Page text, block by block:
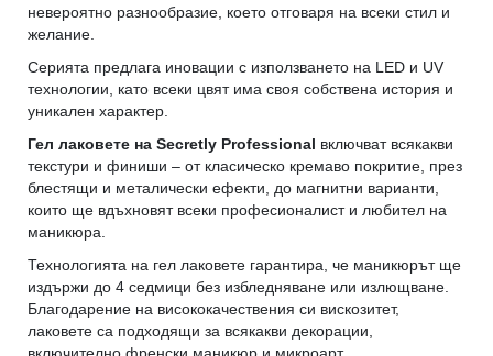
невероятно разнообразие, което отговаря на всеки стил и
желание.
Серията предлага иновации с използването на LED и UV
технологии, като всеки цвят има своя собствена история и
уникален характер.
Гел лаковете на Secretly Professional включват всякакви
текстури и финиши – от класическо кремаво покритие, през
блестящи и металически ефекти, до магнитни варианти,
които ще вдъхновят всеки професионалист и любител на
маникюра.
Технологията на гел лаковете гарантира, че маникюрът ще
издържи до 4 седмици без избледняване или излющване.
Благодарение на висококачествения си вискозитет,
лаковете са подходящи за всякакви декорации,
включително френски маникюр и микроарт.